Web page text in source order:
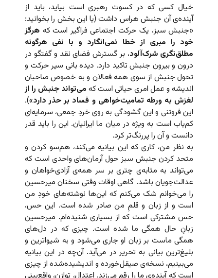
خیال کسی که در کسوت رهبری است بیاید، باید از
آینده‌ی آن جنبش هراس داشت (یا این‌ بخش را بخوانید:
«جنبش سبز، یک حرکت اجتماعی فراگیر است که هرگز
خود را مبری از خطا نمی‌انگارد و با نفی هرگونه
مطلق‌نگری شرک‌آلود، بر گسترش فضای نقد و گفتگو در
درون و بیرون جنبش تاکید دارد. دیده بانی سیر حرکت و
تحول جنبش از سوی همه فعالان و به خصوص صاحبان
اندیشه و عمل امری حیاتی است که می‌تواند جنبش را از
لغزش به ورطه تمامیت‌خواهی و فساد بر حذر دارد»).
این فروتنی و این گشودگی به روی خردِ جمعی، سرمایه‌ای
کم‌یاب است به ویژه در میان ما ایرانیان. این را باید قدر
دانست و آن را پررنگ‌تر کرد.
به نظر من، کاری که این بیانیه می‌کند، هم‌سو کردن و
متحد کردن جنبش سبز حول آرمان‌های واحدی است که
می‌تواند به مثابه‌ی چتری بر سر همه‌ی آزادی‌خواهان و
عدالت‌جویان باشد. گاهی اوقات وقتی سخنان میرحسین
را می‌خوانم شک می‌کنم که این‌ها نوشته‌های خودِ من
است و از زبان و قلمِ من صادر شده است. این حس،
حس مشترکی است که از بسیاری شنیده‌ام. میرحسین
زبانِ حال همگی ما شده است. چیزی که در دل‌های
همگی ماست بر زبان او جاری می‌شود و به شیواترین و
بلیغ‌ترین بیانی به تحریر در می‌آید. آن‌چه در این بیانیه
می‌بینیم، نسخه‌ی صیقل‌خورده و اندیشیده‌شده از چیزی